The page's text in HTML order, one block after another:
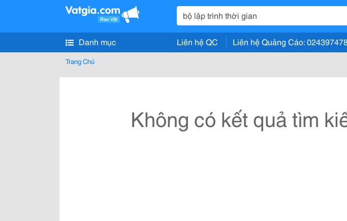
Danh mục Liên hệ QC Liên hệ Quảng Cáo:
Trang Chủ
Không có kết quả tìm